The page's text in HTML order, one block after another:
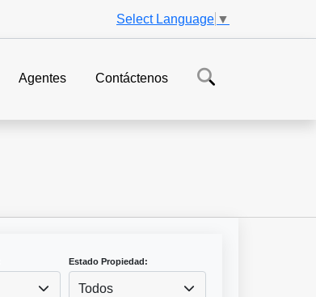
Select Language ▼
Agentes Contáctenos
Estado Propiedad:
Todos